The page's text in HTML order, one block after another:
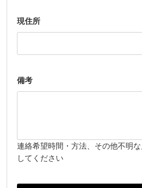
現住所
備考
連絡希望時間・方法、その他不明
してください